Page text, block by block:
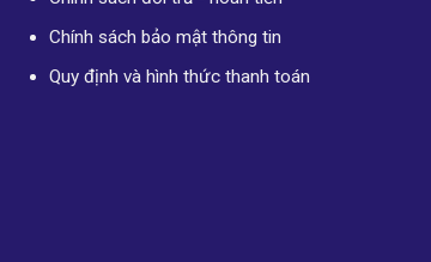
Chính sách bảo mật thông tin
Quy định và hình thức thanh toán